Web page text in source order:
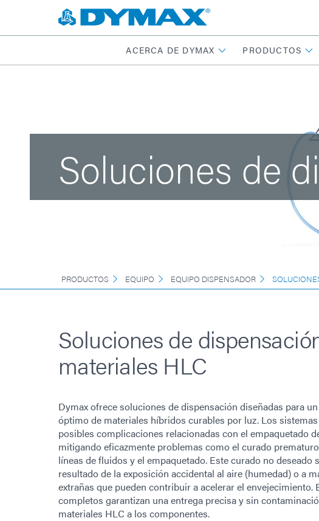
ACERCA DE DYMAX PRODUCTOS
Soluciones de
PRODUCTOS EQUIPO EQUIPO DISPENSADOR
Soluciones de
materiales HLC
Dymax ofrece soluciones de dispensación diseñadas para
óptimo de materiales híbridos curables por luz. Los
posibles complicaciones relacionadas con el empaquetado
mitigando eficazmente problemas como el curado
líneas de fluidos y el empaquetado. Este curado no deseado
resultado de la exposición accidental al aire (humedad) o a
extrañas que pueden contribuir a acelerar el envejecimiento.
completos garantizan una entrega precisa y sin
materiales HLC a los componentes.